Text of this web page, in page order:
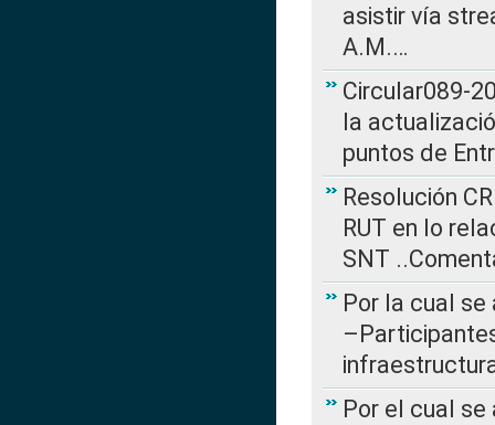
asistir vía
A.M.…
Circular089-
la
puntos de
Resolución
RUT en lo
SNT
Por la cual se
Por el cual